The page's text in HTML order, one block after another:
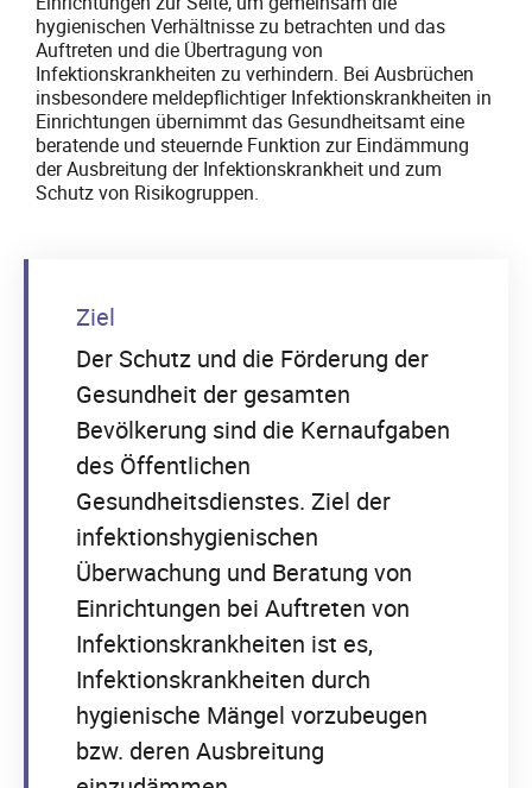
hygienischen Verhältnisse zu betrachten und das
Auftreten und die Übertragung von
Infektionskrankheiten zu verhindern. Bei Ausbrüchen
insbesondere meldepflichtiger Infektionskrankheiten in
Einrichtungen übernimmt das Gesundheitsamt eine
beratende und steuernde Funktion zur Eindämmung
der Ausbreitung der Infektionskrankheit und zum
Schutz von Risikogruppen.
Ziel
Der Schutz und die Förderung der
Gesundheit der gesamten
Bevölkerung sind die Kernaufgaben
des Öffentlichen
Gesundheitsdienstes. Ziel der
infektionshygienischen
Überwachung und Beratung von
Einrichtungen bei Auftreten von
Infektionskrankheiten ist es,
Infektionskrankheiten durch
hygienische Mängel vorzubeugen
bzw. deren Ausbreitung